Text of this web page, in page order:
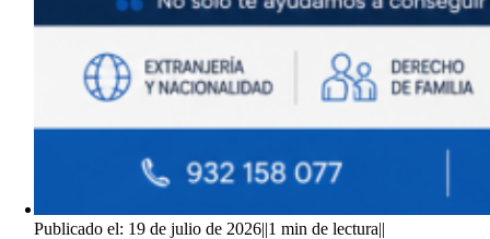
Publicado el: 19 de julio de 2026||1 min de lectura||